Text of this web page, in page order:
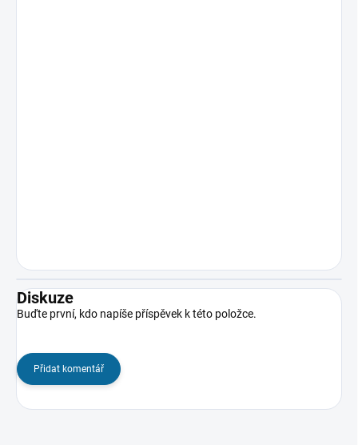
Diskuze
Buďte první, kdo napíše příspěvek k této položce.
Přidat komentář